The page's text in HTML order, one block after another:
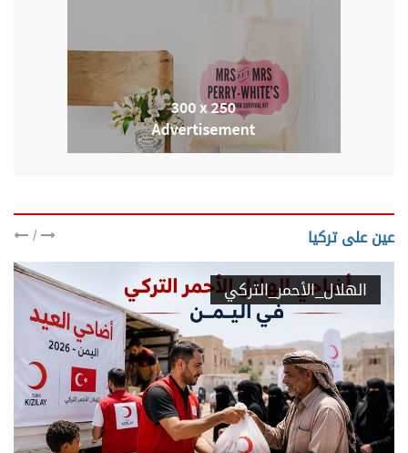
عين على تركيا /
الهلال_الأحمر_التركي